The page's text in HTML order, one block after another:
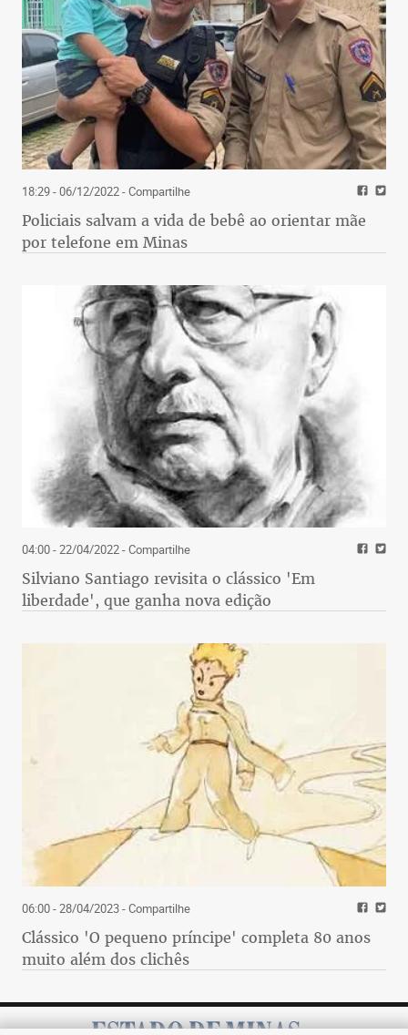
18:29 - 06/12/2022- Compartilhe
Policiais salvam a vida de bebê ao orientar mãe
por telefone em Minas
04:00 - 22/04/2022- Compartilhe
Silviano Santiago revisita o clássico 'Em
liberdade', que ganha nova edição
06:00 - 28/04/2023- Compartilhe
Clássico 'O pequeno príncipe' completa 80 anos
muito além dos clichês